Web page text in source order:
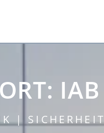
IAB
| SICHERHEIT